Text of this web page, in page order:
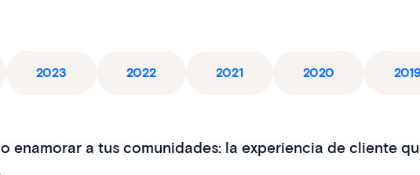
2023 2022 2021 2020
enamorar a tus comunidades: la experiencia de cliente